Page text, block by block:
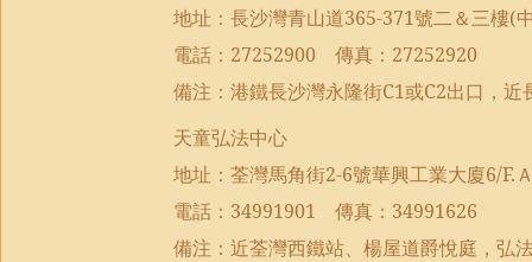
地址：長沙灣青山道365-371號二＆三樓(
電話： 27252900 傳真： 27252920
備注：港鐵長沙灣永隆街C1或C2出口，近
天童弘法中心
地址：荃灣馬角街2-6號華興工業大廈6/F.
電話： 34991901 傳真： 34991626
備注：近荃灣西鐵站、楊屋道爵悅庭，弘